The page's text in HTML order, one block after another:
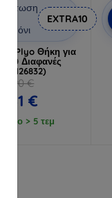
Έκπτωση
κουπόνι
EXTRA10
Plyo Θήκη για
Διαφανές
10,90 €
9,81 €
> 5 τεμ